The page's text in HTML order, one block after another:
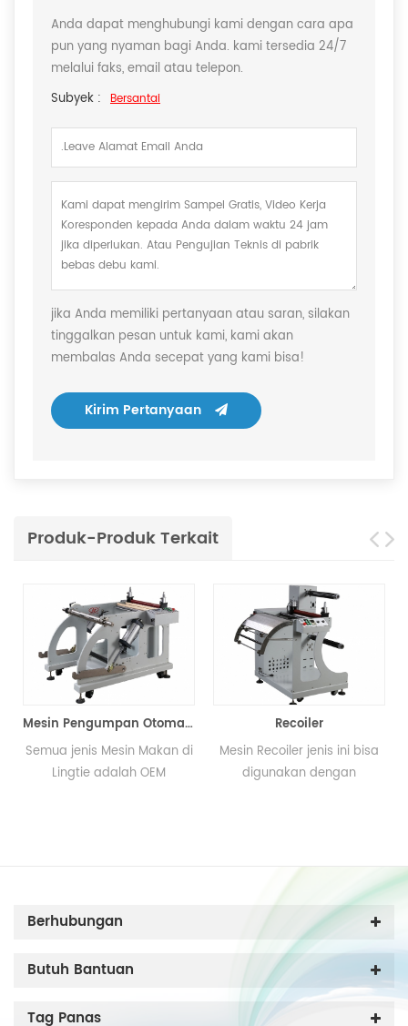
Anda dapat menghubungi kami dengan cara apa
pun yang nyaman bagi Anda. kami tersedia 24/7
melalui faks, email atau telepon.
Subyek : Bersantai
jika Anda memiliki pertanyaan atau saran, silakan
tinggalkan pesan untuk kami, kami akan
membalas Anda secepat yang kami bisa!
Kirim Pertanyaan
Produk-Produk Terkait
Mesin Pengumpan Otomatis
Semua jenis Mesin Makan di
Lingtie adalah OEM
Recoiler
Mesin Recoiler jenis ini bisa
digunakan dengan
Berhubungan
Butuh Bantuan
Tag Panas